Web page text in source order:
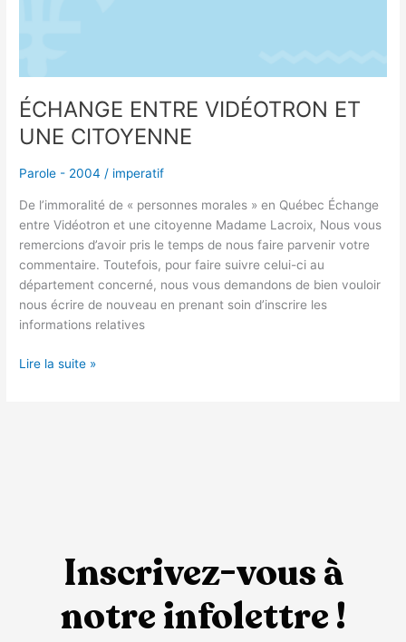
ÉCHANGE ENTRE VIDÉOTRON ET
UNE CITOYENNE
Parole - 2004 / imperatif
De l’immoralité de « personnes morales » en Québec Échange
entre Vidéotron et une citoyenne Madame Lacroix, Nous vous
remercions d’avoir pris le temps de nous faire parvenir votre
commentaire. Toutefois, pour faire suivre celui-ci au
département concerné, nous vous demandons de bien vouloir
nous écrire de nouveau en prenant soin d’inscrire les
informations relatives
Lire la suite »
Inscrivez-vous à
notre infolettre !